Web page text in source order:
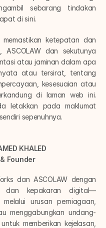
sebarang tindakan
di sini.
ketepatan dan
ASCOLAW dan sekutunya
atau jaminan dalam apa
atau tersirat, tentang
kesesuaian atau
di laman web ini.
letakkan pada maklumat
sepenuhnya.
KHALED
Founder
dan ASCOLAW dengan
dan kepakaran digital—
urusan perniagaan,
menggabungkan undang-
memberikan kejelasan,